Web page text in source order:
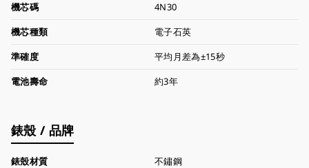
機芯碼
4N30
機芯種類
電子石英
準確度
平均月差為±15秒
電池壽命
約3年
錶殼 / 品牌
錶殼材質
不鏽鋼